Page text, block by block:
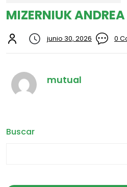
Buscar
MIZERNIUK ANDREA
junio 30, 2026 0
mutual